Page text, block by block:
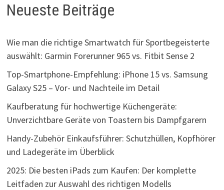
Neueste Beiträge
Wie man die richtige Smartwatch für Sportbegeisterte
auswählt: Garmin Forerunner 965 vs. Fitbit Sense 2
Top-Smartphone-Empfehlung: iPhone 15 vs. Samsung
Galaxy S25 – Vor- und Nachteile im Detail
Kaufberatung für hochwertige Küchengeräte:
Unverzichtbare Geräte von Toastern bis Dampfgarern
Handy-Zubehör Einkaufsführer: Schutzhüllen, Kopfhörer
und Ladegeräte im Überblick
2025: Die besten iPads zum Kaufen: Der komplette
Leitfaden zur Auswahl des richtigen Modells